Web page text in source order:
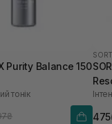
Purity Balance 150
тонік